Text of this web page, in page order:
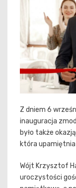
Z dniem 6
inauguracja
było także
która
Wójt Krzysztof
uroczystości